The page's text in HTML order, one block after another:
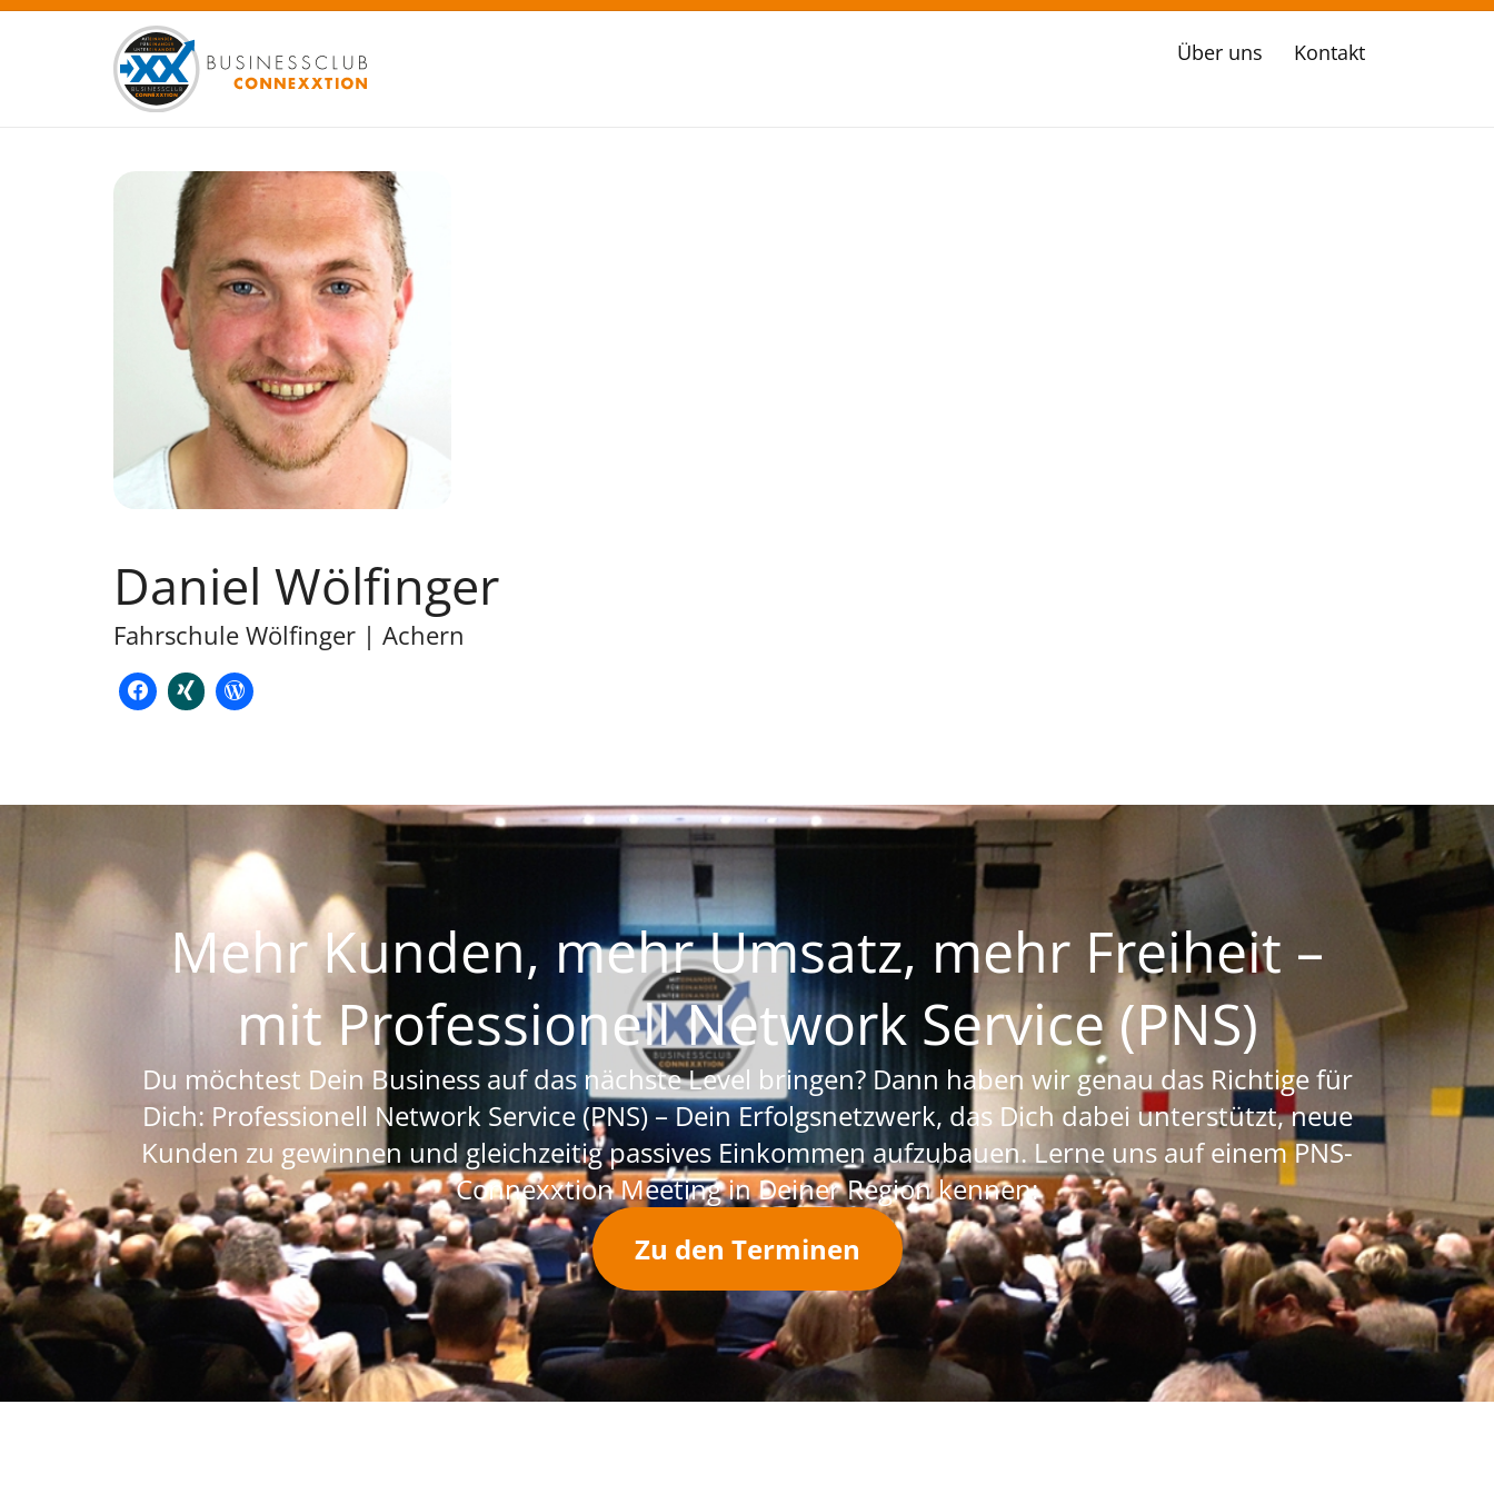
Über uns Kontakt
Daniel Wölfinger
Fahrschule Wölfinger | Achern
Mehr Kunden, mehr Umsatz, mehr Freiheit –
mit Professionell Network Service (PNS)
Du möchtest Dein Business auf das nächste Level bringen? Dann haben wir genau das Richtige für
Dich: Professionell Network Service (PNS) – Dein Erfolgsnetzwerk, das Dich dabei unterstützt, neue
Kunden zu gewinnen und gleichzeitig passives Einkommen aufzubauen. Lerne uns auf einem PNS-
Connexxtion Meeting in Deiner Region kennen:
Zu den Terminen